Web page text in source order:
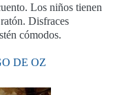
Los niños tienen
Disfraces
cómodos.
DE OZ